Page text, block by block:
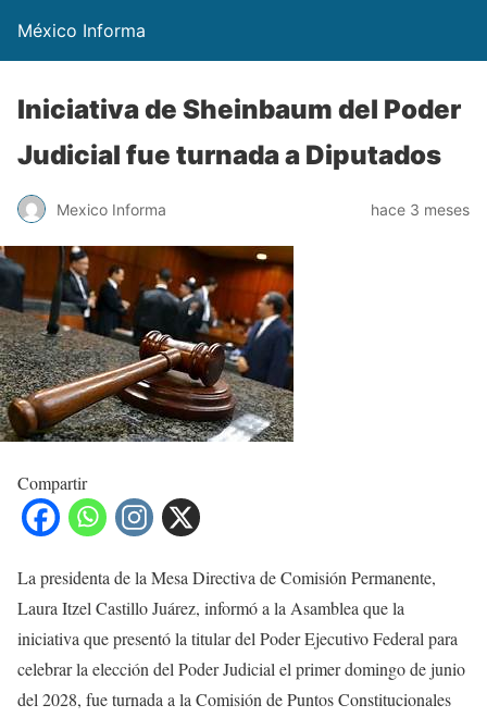
México Informa
Iniciativa de Sheinbaum del Poder
Judicial fue turnada a Diputados
Mexico Informa hace 3 meses
Compartir
La presidenta de la Mesa Directiva de Comisión Permanente,
Laura Itzel Castillo Juárez, informó a la Asamblea que la
iniciativa que presentó la titular del Poder Ejecutivo Federal para
celebrar la elección del Poder Judicial el primer domingo de junio
del 2028, fue turnada a la Comisión de Puntos Constitucionales